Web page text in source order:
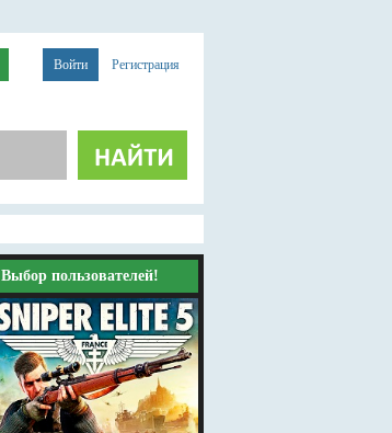
Войти Регистрация
Выбор пользователей!